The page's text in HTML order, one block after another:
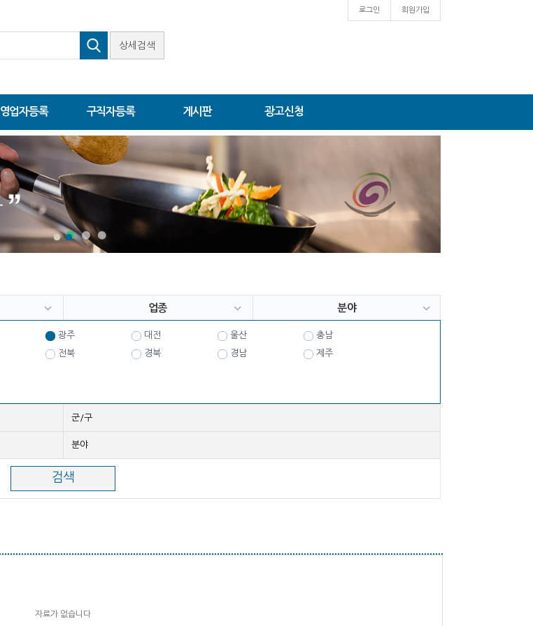
회원가입
로그인
상세검색
영업자등록 구직자등록 게시판 광고신청
업종 분야
광주 대전 울산
충남
전북 경북 경남 제주
군/구
분야
자료가 없습니다